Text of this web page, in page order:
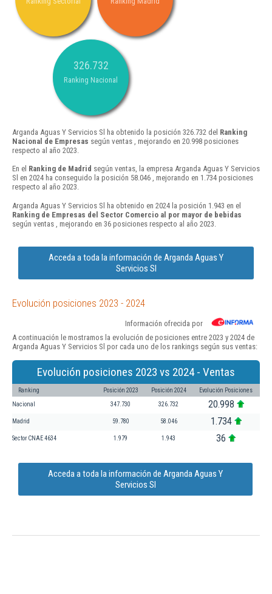
326.732
Ranking Nacional
Arganda Aguas Y Servicios Sl ha obtenido la posición 326.732 del Ranking
Nacional de Empresas según ventas , mejorando en 20.998 posiciones
respecto al año 2023.
En el Ranking de Madrid según ventas, la empresa Arganda Aguas Y Servicios
Sl en 2024 ha conseguido la posición 58.046 , mejorando en 1.734 posiciones
respecto al año 2023.
Arganda Aguas Y Servicios Sl ha obtenido en 2024 la posición 1.943 en el
Ranking de Empresas del Sector Comercio al por mayor de bebidas
según ventas , mejorando en 36 posiciones respecto al año 2023.
Acceda a toda la información de Arganda Aguas Y
Servicios Sl
Evolución posiciones 2023 - 2024
Información ofrecida por
A continuación le mostramos la evolución de posiciones entre 2023 y 2024 de
Arganda Aguas Y Servicios Sl por cada uno de los rankings según sus ventas:
Evolución posiciones 2023 vs 2024 - Ventas
Ranking Posición 2023 Posición 2024 Evolución Posiciones
Nacional 347.730 326.732 20.998
Madrid 59.780 58.046 1.734
Sector CNAE 4634 1.979 1.943 36
Acceda a toda la información de Arganda Aguas Y
Servicios Sl